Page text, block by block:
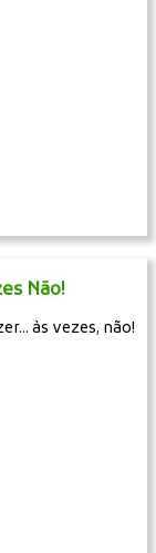
Não!
às vezes, não!